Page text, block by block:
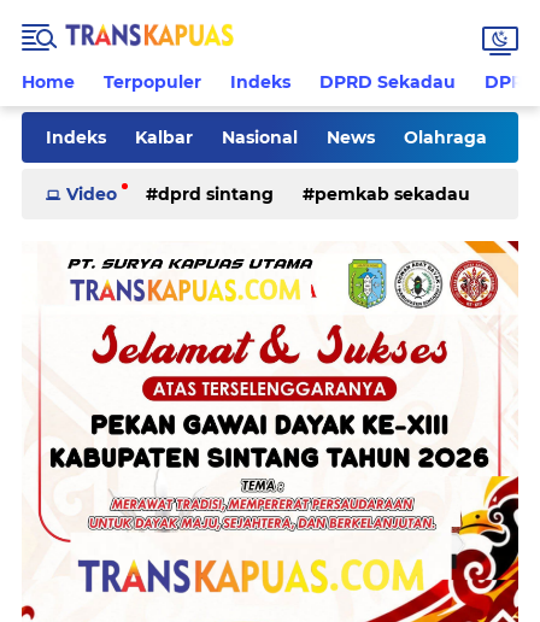
Home Terpopuler Indeks DPRD Sekadau
Indeks Kalbar Nasional News Olahraga
Pilkades Rohani Sanggau Sekadau
kriminal
Video dprd sintang pemkab sekadau